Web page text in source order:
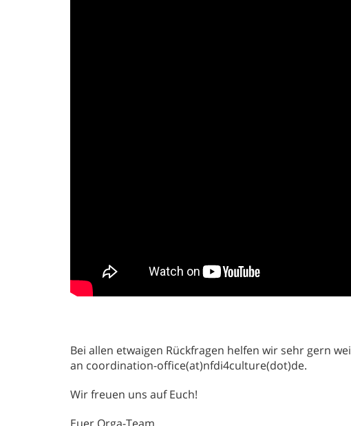
Bei allen etwaigen Rückfragen helfen wir sehr gern
an coordination-office(at)nfdi4culture(dot)de.
Wir freuen uns auf Euch!